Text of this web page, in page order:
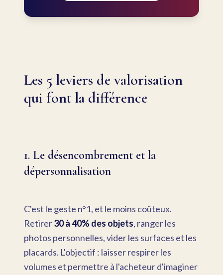
Les 5 leviers de valorisation
qui font la différence
1. Le désencombrement et la
dépersonnalisation
C'est le geste n°1, et le moins coûteux.
Retirer30 à 40% des objets, ranger les
photos personnelles, vider les surfaces et les
placards. L'objectif : laisser respirer les
volumes et permettre à l'acheteur d'imaginer